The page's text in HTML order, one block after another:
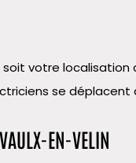
soit votre localisation
se déplacent
VAULX-EN-VELIN